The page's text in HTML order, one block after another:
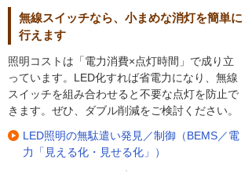
無線スイッチなら、小まめな消灯を簡単に
行えます
照明コストは「電力消費×点灯時間」で成り立
っています。LED化すれば省電力になり、無線
スイッチを組み合わせると不要な点灯を防止で
きます。ぜひ、ダブル削減をご検討ください。
LED照明の無駄遣い発見／制御（BEMS／電
力「見える化・見せる化」）